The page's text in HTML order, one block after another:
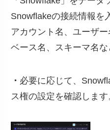
Snowflakeの接続情報を
アカウント名、ユーザ
ベース名、スキーマ名な
・ 必要に応じて、
ス権の設定を確認します